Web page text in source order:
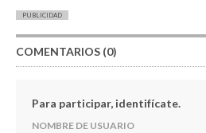
PUBLICIDAD
COMENTARIOS (0)
Para participar, identifícate.
NOMBRE DE USUARIO